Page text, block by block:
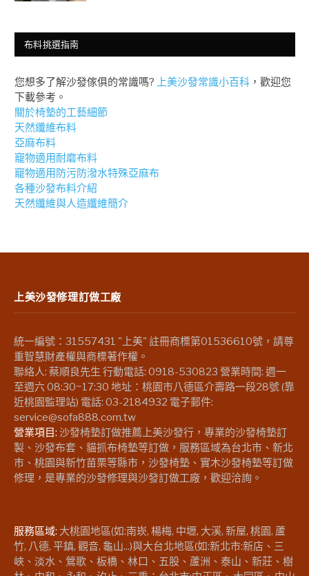
布料挑選指南
您想多了解沙發傢俱的常識嗎? 上美沙發常識小百科 ，歡迎您
下載參考。
關於椅墊的工藝細節
天然纖維布料
亞麻布料
竉物適用耐磨布料
竉物適用防污防潑水特殊亞麻布
各種沙發布料介紹
天然纖維與人造纖維簡介
上美沙發修理訂做工廠
統一編號：31557431 "上美" 註冊商標第01536610號，請尊
重智慧財產權與商標著作權。
聯絡人: 蔡順良先生 行動電話: 0918-530823 營業時間: 週一
至週六 08:30~17:30 地址：桃園市八德區介壽路一段28號 (靠
近桃園監理站) 電話: 03-2184932 電子郵件:
service@sofa888.com.tw
營業項目: 沙發椅墊訂做推薦上美沙發行，專業的沙發椅墊訂
製、沙發布套、貓抓布椅墊等訂做，服務區域為台北市、新北
市、桃園與新竹苗栗等縣市，沙發椅墊、實木沙發椅墊等訂做
修理，是專業的沙發修理與沙發訂做工廠，歡迎洽詢。
服務區域: 大桃園地區(如:南崁, 楊梅, 中壢, 大溪, 新屋, 桃園, 蘆
竹, 八德, 平鎮, 觀音, 龜山...)與大台北地區(如:新北市:新店、三
峽、淡水、鶯歌、板橋、林口、五股、蘆洲、泰山、新莊、樹